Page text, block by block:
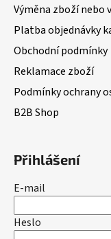
Výměna zboží nebo
Platba objednávky
Obchodní podmínky
Reklamace zboží
Podmínky ochrany
B2B Shop
Přihlášení
E-mail
Heslo